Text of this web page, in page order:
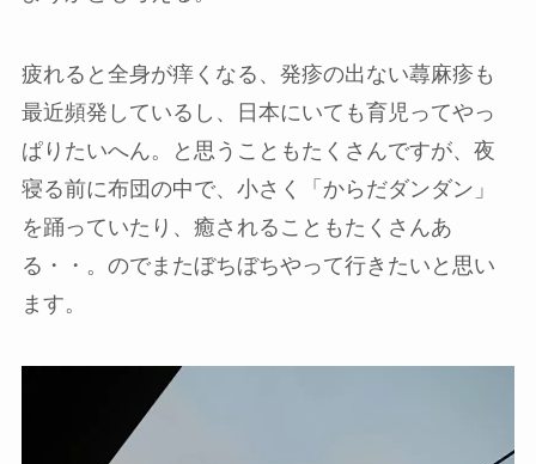
疲れると全身が痒くなる、発疹の出ない蕁麻疹も
最近頻発しているし、日本にいても育児ってやっ
ぱりたいへん。と思うこともたくさんですが、夜
寝る前に布団の中で、小さく「からだダンダン」
を踊っていたり、癒されることもたくさんあ
る・・。のでまたぼちぼちやって行きたいと思い
ます。